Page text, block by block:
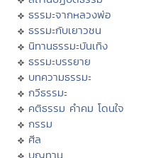
ธรรมะจากหลวงพ่อ
ธรรมะกับเยาวชน
นิทานธรรมะบันเทิง
ธรรมะบรรยาย
บทความธรรมะ
กวีธรรมะ
คติธรรม คำคม โดนใจ
กรรม
ศีล
บุญทาน